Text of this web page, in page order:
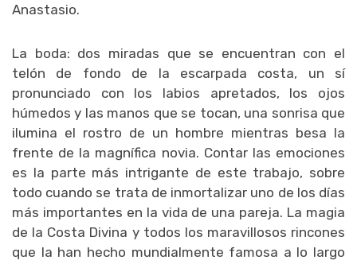
Anastasio.
La boda: dos miradas que se encuentran con el
telón de fondo de la escarpada costa, un sí
pronunciado con los labios apretados, los ojos
húmedos y las manos que se tocan, una sonrisa que
ilumina el rostro de un hombre mientras besa la
frente de la magnífica novia. Contar las emociones
es la parte más intrigante de este trabajo, sobre
todo cuando se trata de inmortalizar uno de los días
más importantes en la vida de una pareja. La magia
de la Costa Divina y todos los maravillosos rincones
que la han hecho mundialmente famosa a lo largo